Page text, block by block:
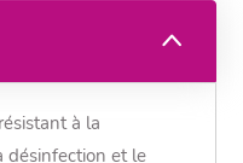
à la
désinfection et le